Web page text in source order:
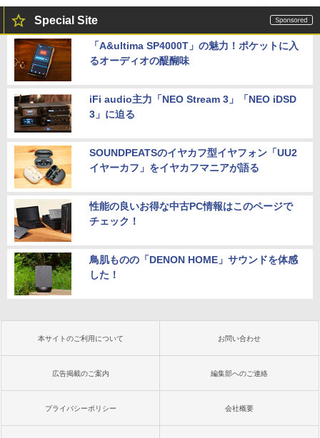
Special Site
「A&ultima SP4000T」の魅力！ポケットに入
るオーディオの醍醐味
iFi audio主力「NEO Stream 3」「NEO iDSD
3」に迫る
SOUNDPEATSのイヤカフ型イヤフォン「UU2
イヤーカフ」をイヤカフマニアが語る
性能の良いお得な中古PC情報はこのページで
チェック！
鳥肌ものの「DENON HOME」サウンドを体感
した！
本サイトのご利用について お問い合わせ
広告掲載のご案内 編集部へのご連絡
プライバシーポリシー 会社概要